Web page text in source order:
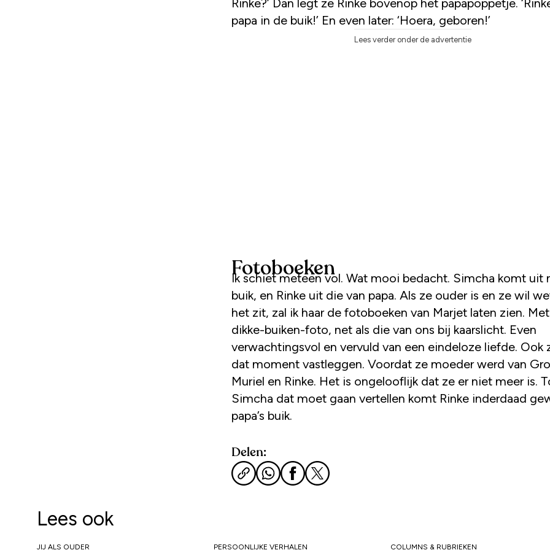
papa in de buik!’ En even later: ‘Hoera, geboren!’
Lees verder onder de advertentie
Fotoboeken
Ik schiet meteen vol. Wat mooi bedacht. Simcha komt uit
buik, en Rinke uit die van papa. Als ze ouder is en ze wil
het zit, zal ik haar de fotoboeken van Marjet laten zien.
dikke-buiken-foto, net als die van ons bij kaarslicht. Even
verwachtingsvol en vervuld van een eindeloze liefde. Ook
dat moment vastleggen. Voordat ze moeder werd van
Muriel en Rinke. Het is ongelooflijk dat ze er niet meer is.
Simcha dat moet gaan vertellen komt Rinke inderdaad
papa’s buik.
Delen:
Lees ook
JIJ ALS OUDER PERSOONLIJKE VERHALEN COLUMNS & RUBRIEKEN